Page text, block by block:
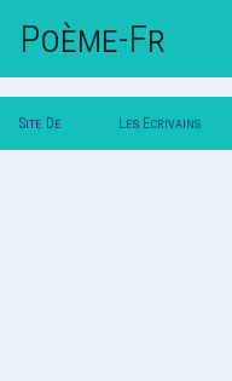
Poème-Fr
Site De Les Ecrivains